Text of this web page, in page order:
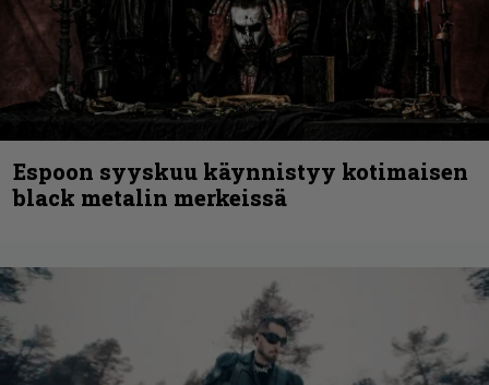
Espoon syyskuu käynnistyy kotimaisen
black metalin merkeissä